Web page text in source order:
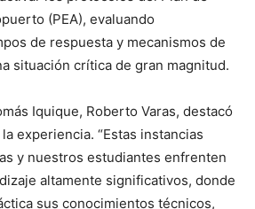
(PEA), evaluando
de respuesta y mecanismos de
situación crítica de gran magnitud.
Iquique, Roberto Varas, destacó
experiencia. “Estas instancias
y nuestros estudiantes enfrenten
altamente significativos, donde
sus conocimientos técnicos,